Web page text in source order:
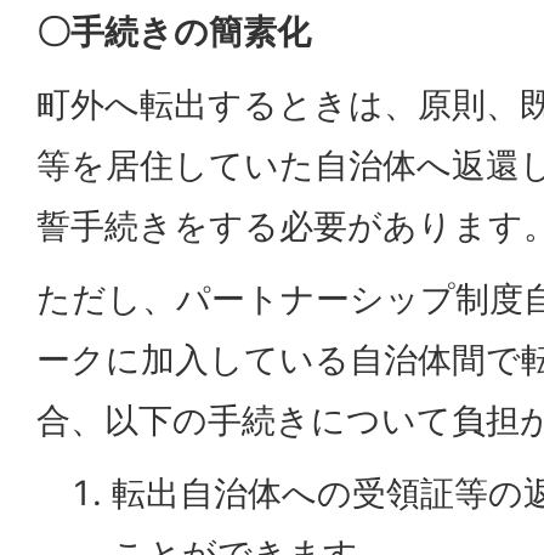
〇手続きの簡素化
町外へ転出するときは、原則、
等を居住していた自治体へ返還
誓手続きをする必要があります
ただし、パートナーシップ制度
ークに加入している自治体間で
合、以下の手続きについて負担
転出自治体への受領証等の